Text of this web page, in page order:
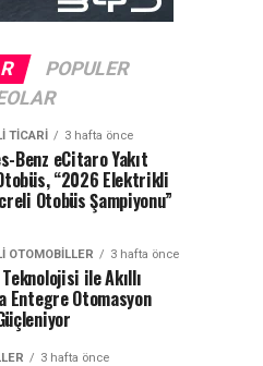
POPULER
TICARI 3 hafta önce
Benz eCitaro Yakıt
“2026 Elektrikli
Otobüs Şampiyonu”
OTOMOBILLER 3 hafta önce
Teknolojisi ile Akıllı
Entegre Otomasyon
3 hafta önce